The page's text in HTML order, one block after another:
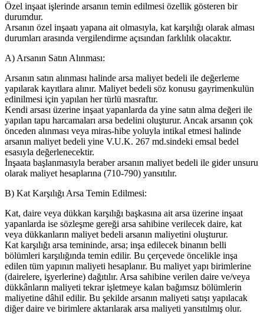
Özel inşaat işlerinde arsanın temin edilmesi özellik gösteren bir
durumdur.
Arsanın özel inşaatı yapana ait olmasıyla, kat karşılığı olarak alması
durumları arasında vergilendirme açısından farklılık olacaktır.
A) Arsanın Satın Alınması:
Arsanın satın alınması halinde arsa maliyet bedeli ile değerleme
yapılarak kayıtlara alınır. Maliyet bedeli söz konusu gayrimenkulün
edinilmesi için yapılan her türlü masraftır.
Kendi arsası üzerine inşaat yapanlarda da yine satın alma değeri ile
yapılan tapu harcamaları arsa bedelini oluşturur. Ancak arsanın çok
önceden alınması veya miras-hibe yoluyla intikal etmesi halinde
arsanın maliyet bedeli yine V.U.K. 267 md.sindeki emsal bedel
esasıyla değerlenecektir.
İnşaata başlanmasıyla beraber arsanın maliyet bedeli ile gider unsuru
olarak maliyet hesaplarına (710-790) yansıtılır.
B) Kat Karşılığı Arsa Temin Edilmesi:
Kat, daire veya dükkan karşılığı başkasına ait arsa üzerine inşaat
yapanlarda ise sözleşme gereği arsa sahibine verilecek daire, kat
veya dükkanların maliyet bedeli arsanın maliyetini oluşturur.
Kat karşılığı arsa temininde, arsa; inşa edilecek binanın belli
bölümleri karşılığında temin edilir. Bu çerçevede öncelikle inşa
edilen tüm yapının maliyeti hesaplanır. Bu maliyet yapı birimlerine
(dairelere, işyerlerine) dağıtılır. Arsa sahibine verilen daire ve/veya
dükkânların maliyeti tekrar işletmeye kalan bağımsız bölümlerin
maliyetine dâhil edilir. Bu şekilde arsanın maliyeti satışı yapılacak
diğer daire ve birimlere aktarılarak arsa maliyeti yansıtılmış olur.